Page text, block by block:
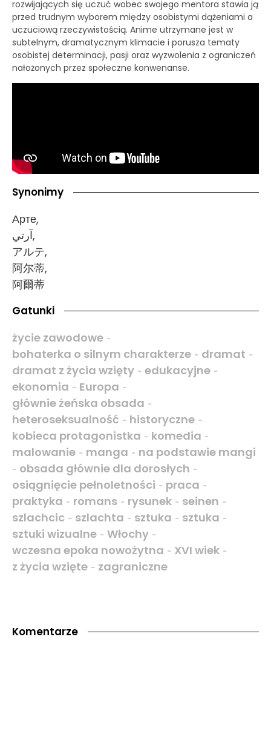
rozwijających się uczuć wobec swojego mentora stawia ją
przed trudnym wyborem między osobistymi dążeniami a
uczuciową rzeczywistością. Anime utrzymane jest w
subtelnym, dramatycznym klimacie i porusza tematy
osobistej determinacji, pasji oraz wyzwolenia z ograniczeń
nałożonych przez społeczne konwenanse.
Synonimy
Арте,
آرتي,
アルテ,
阿尔蒂,
阿爾蒂
Gatunki
życie zawodowe -
bohaterka o silnym charakterze - dramat -
dramat z życia wzięty - edukacyjne -
ekonomia - Europa -
głównie żeńska obsada -
heteroseksualność - historyczne -
kobieca protagonistka - komedia -
malowanie - manga - na podstawie mangi
- obsada głównie dla dorosłych -
osiągnięcie pełnoletności - praca -
praktyka - romans - rysunek - seinen -
szlachcic - szlachta - sztuka - sztuka -
sztuki wizualne - Włochy -
wczesna epoka nowożytna - XVI wiek -
z życia wzięte - zagraniczne
Komentarze